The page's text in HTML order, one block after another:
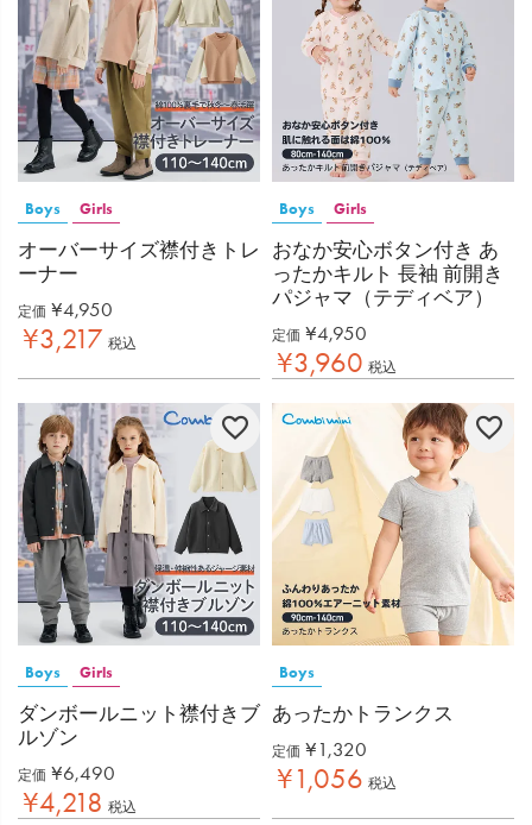
Boys Girls
オーバーサイズ襟付きトレ
ーナー
定価 ¥4,950
¥3,217 税込
Boys Girls
おなか安心ボタン付き あ
ったかキルト 長袖 前開き
パジャマ（テディベア）
定価 ¥4,950
¥3,960 税込
Boys Girls
ダンボールニット襟付きブ
ルゾン
定価 ¥6,490
¥4,218 税込
Boys
あったかトランクス
定価 ¥ 1,320
¥1,056 税込